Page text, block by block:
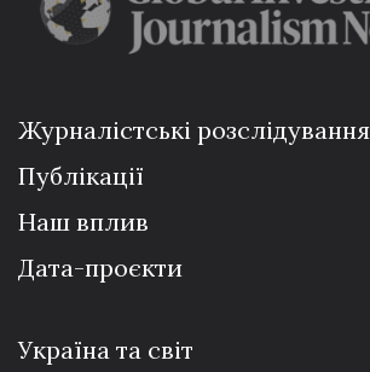
Журналістські розслідування
Публікації
Наш вплив
Дата-проєкти
Україна та світ